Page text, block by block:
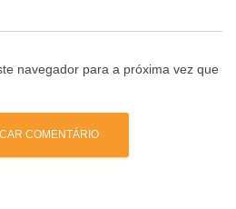
navegador para a próxima vez que